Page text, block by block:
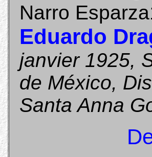
Narro
Eduardo
janvier 1925,
de México,
Santa Anna